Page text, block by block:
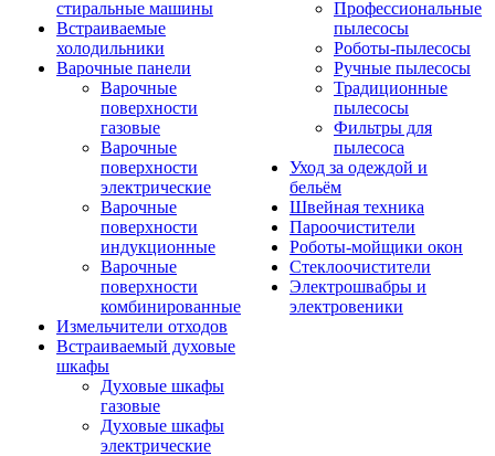
стиральные машины
Встраиваемые
холодильники
Варочные панели
Варочные
поверхности
газовые
Варочные
поверхности
электрические
Варочные
поверхности
индукционные
Варочные
поверхности
комбинированные
Измельчители отходов
Встраиваемый духовые
шкафы
Духовые шкафы
газовые
Духовые шкафы
электрические
Профессиональные
пылесосы
Роботы-пылесосы
Ручные пылесосы
Традиционные
пылесосы
Фильтры для
пылесоса
Уход за одеждой и
бельём
Швейная техника
Пароочистители
Роботы-мойщики окон
Стеклоочистители
Электрошвабры и
электровеники